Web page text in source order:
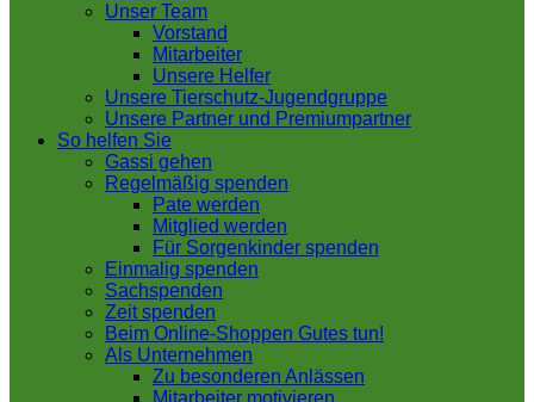
Unser Team
Vorstand
Mitarbeiter
Unsere Helfer
Unsere Tierschutz-Jugendgruppe
Unsere Partner und Premiumpartner
So helfen Sie
Gassi gehen
Regelmäßig spenden
Pate werden
Mitglied werden
Für Sorgenkinder spenden
Einmalig spenden
Sachspenden
Zeit spenden
Beim Online-Shoppen Gutes tun!
Als Unternehmen
Zu besonderen Anlässen
Mitarbeiter motivieren